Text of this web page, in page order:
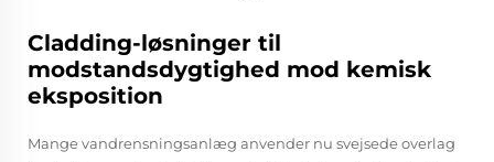
Cladding-løsninger til
modstandsdygtighed mod kemisk
eksposition
Mange vandrensningsanlæg anvender nu svejsede overlag